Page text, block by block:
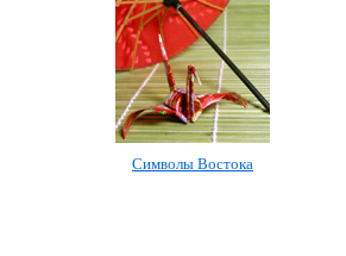
Символы Востока